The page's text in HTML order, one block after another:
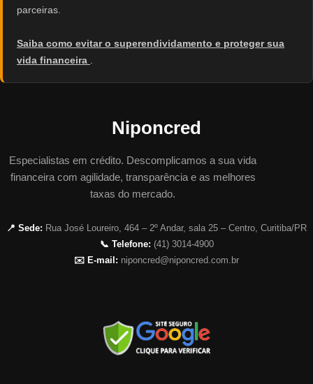
parceiras.
Saiba como evitar o superendividamento e proteger sua
vida financeira .
Niponcred
Especialistas em crédito. Descomplicamos a sua vida
financeira com agilidade, transparência e as melhores
taxas do mercado.
📍 Sede: Rua José Loureiro, 464 – 2º Andar, sala 25 – Centro, Curitiba/PR
📞 Telefone: (41) 3014-4900
✉️ E-mail: niponcred@niponcred.com.br